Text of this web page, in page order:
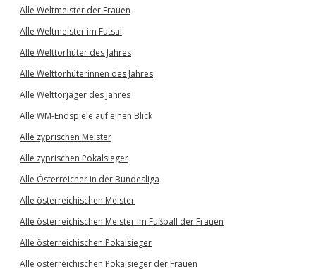
Alle Weltmeister der Frauen
Alle Weltmeister im Futsal
Alle Welttorhüter des Jahres
Alle Welttorhüterinnen des Jahres
Alle Welttorjäger des Jahres
Alle WM-Endspiele auf einen Blick
Alle zyprischen Meister
Alle zyprischen Pokalsieger
Alle Österreicher in der Bundesliga
Alle österreichischen Meister
Alle österreichischen Meister im Fußball der Frauen
Alle österreichischen Pokalsieger
Alle österreichischen Pokalsieger der Frauen